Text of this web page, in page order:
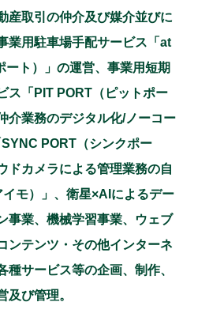
産取引の仲介及び媒介並びに
業用駐車場手配サービス「at
ート）」の運営、事業用短期
ス「PIT PORT（ピットポー
介業務のデジタル化/ノーコー
SYNC PORT（シンクポー
ドカメラによる管理業務の自
モ）」、衛星×AIによるデー
事業、機械学習事業、ウェブ
ンテンツ・その他インターネ
種サービス等の企画、制作、
及び管理。